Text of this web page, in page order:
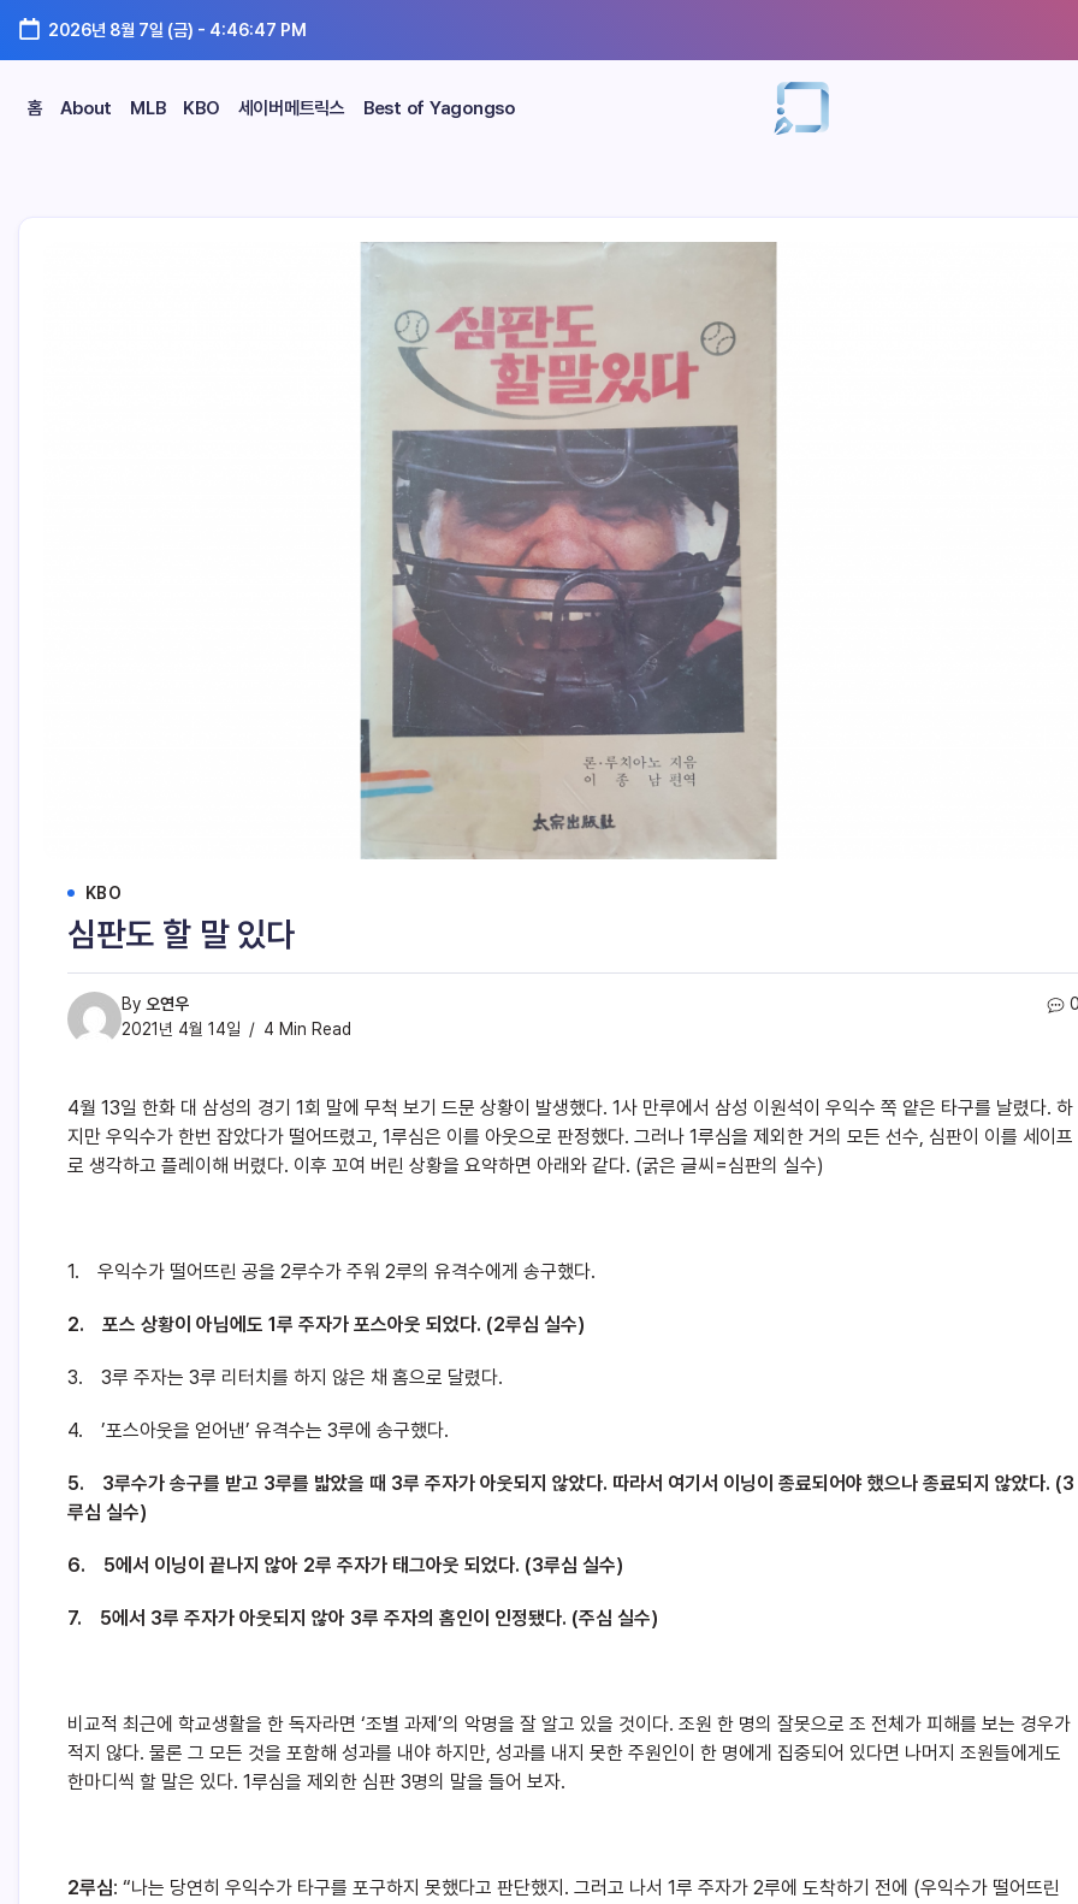
2026년 8월 7일 (금) - 4:46:48 PM
홈 About MLB KBO 세이버메트릭스 Best of Yagongso
KBO
심판도 할 말 있다
By 오연우
2021년 4월 14일
4 Min Read
4월 13일 한화 대 삼성의 경기 1회 말에 무척 보기 드문 상황이 발생했다. 1사 만루에서 삼성 이원석이 우익수 쪽 얕은 타구를 날렸다. 하
지만 우익수가 한번 잡았다가 떨어뜨렸고, 1루심은 이를 아웃으로 판정했다. 그러나 1루심을 제외한 거의 모든 선수, 심판이 이를 세이프
로 생각하고 플레이해 버렸다. 이후 꼬여 버린 상황을 요약하면 아래와 같다. (굵은 글씨=심판의 실수)
1. 우익수가 떨어뜨린 공을 2루수가 주워 2루의 유격수에게 송구했다.
2. 포스 상황이 아님에도 1루 주자가 포스아웃 되었다. (2루심 실수)
3. 3루 주자는 3루 리터치를 하지 않은 채 홈으로 달렸다.
4. ’포스아웃을 얻어낸’ 유격수는 3루에 송구했다.
5. 3루수가 송구를 받고 3루를 밟았을 때 3루 주자가 아웃되지 않았다. 따라서 여기서 이닝이 종료되어야 했으나 종료되지 않았다. (3
루심 실수)
6. 5에서 이닝이 끝나지 않아 2루 주자가 태그아웃 되었다. (3루심 실수)
7. 5에서 3루 주자가 아웃되지 않아 3루 주자의 홈인이 인정됐다. (주심 실수)
비교적 최근에 학교생활을 한 독자라면 ‘조별 과제’의 악명을 잘 알고 있을 것이다. 조원 한 명의 잘못으로 조 전체가 피해를 보는 경우가
적지 않다. 물론 그 모든 것을 포함해 성과를 내야 하지만, 성과를 내지 못한 주원인이 한 명에게 집중되어 있다면 나머지 조원들에게도
한마디씩 할 말은 있다. 1루심을 제외한 심판 3명의 말을 들어 보자.
2루심: “나는 당연히 우익수가 타구를 포구하지 못했다고 판단했지. 그러고 나서 1루 주자가 2루에 도착하기 전에 (우익수가 떨어뜨린